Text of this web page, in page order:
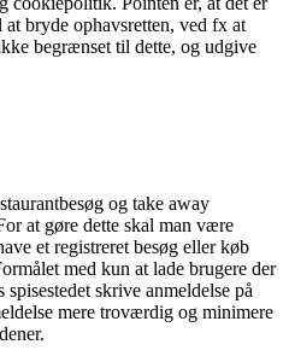
bryde ophavsretten, ved fx at
begrænset til dette, og udgive
og take away
at gøre dette skal man være
et registreret besøg eller køb
med kun at lade brugere der
skrive anmeldelse på
mere troværdig og minimere